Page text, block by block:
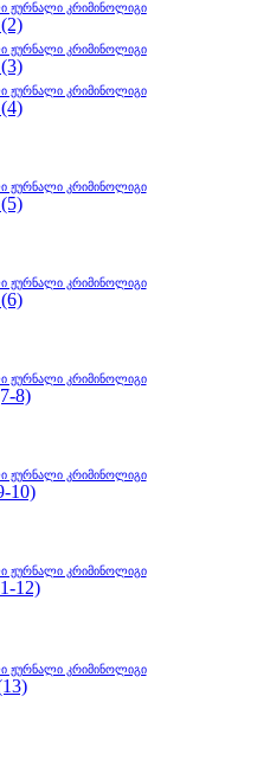
ჟურნალი კრიმინოლიგი
ჟურნალი კრიმინოლიგი
ჟურნალი კრიმინოლიგი
ჟურნალი კრიმინოლიგი
ჟურნალი კრიმინოლიგი
ჟურნალი კრიმინოლიგი
8)
ჟურნალი კრიმინოლიგი
10)
ჟურნალი კრიმინოლიგი
12)
ჟურნალი კრიმინოლიგი